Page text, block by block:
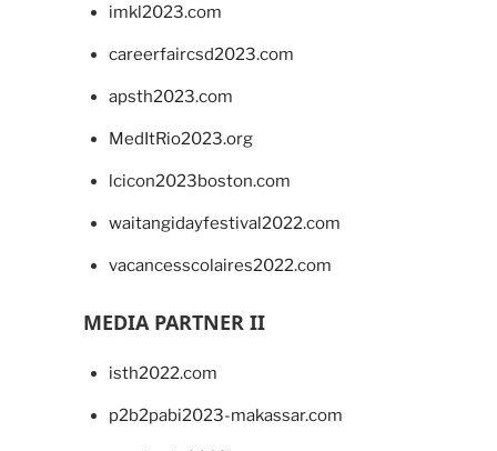
imkl2023.com
careerfaircsd2023.com
apsth2023.com
MedItRio2023.org
lcicon2023boston.com
waitangidayfestival2022.com
vacancesscolaires2022.com
MEDIA PARTNER II
isth2022.com
p2b2pabi2023-makassar.com